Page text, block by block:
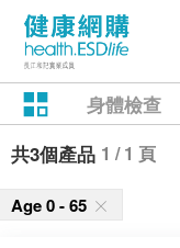
身體檢查
共3個產品 1 / 1 頁
Age 0 - 65